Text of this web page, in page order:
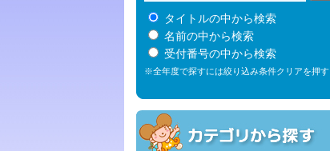
タイトルの中から検索
名前の中から検索
受付番号の中から検索
※全年度で探すには絞り込み条件クリアを押す